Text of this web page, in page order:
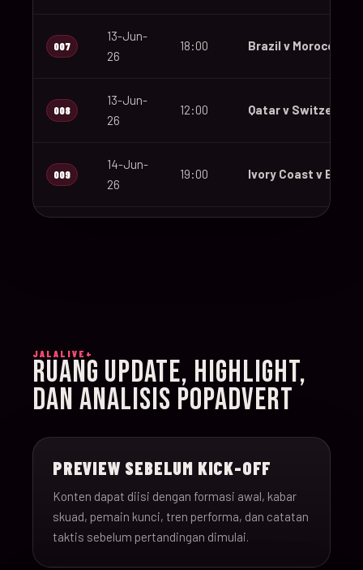
007
13-Jun-
26
18:00 Brazil v Morocco
008
13-Jun-
26
12:00 Qatar v Switzerland
009
14-Jun-
26
19:00 Ivory Coast v
012
14-Jun-
26
20:00 Sweden v Tunisia
26
014
26
12:00 Spain v Cape Verde
15-Jun-
Iran v New Zealand
JALALIVE+
RUANG UPDATE, HIGHLIGHT,
DAN ANALISIS POPADVERT
PREVIEW SEBELUM KICK-OFF
Konten dapat diisi dengan formasi awal, kabar
skuad, pemain kunci, tren performa, dan catatan
taktis sebelum pertandingan dimulai.